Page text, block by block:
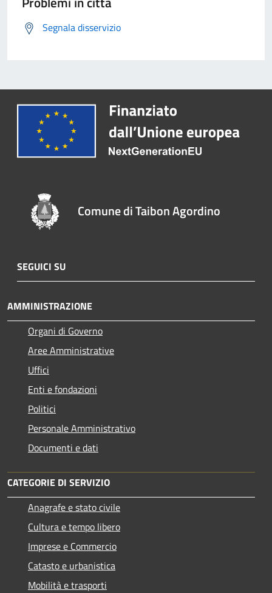
Segnala disservizio
Comune di Taibon Agordino
SEGUICI SU
AMMINISTRAZIONE
Organi di Governo
Aree Amministrative
Uffici
Enti e fondazioni
Politici
Personale Amministrativo
Documenti e dati
CATEGORIE DI SERVIZIO
Anagrafe e stato civile
Cultura e tempo libero
Imprese e Commercio
Catasto e urbanistica
Mobilità e trasporti